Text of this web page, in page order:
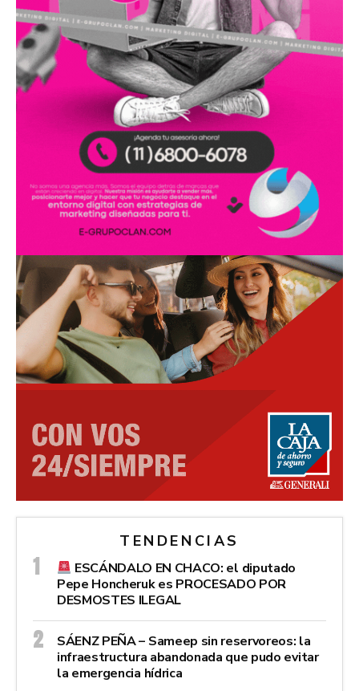
TENDENCIAS
ESCÁNDALO EN CHACO: el diputado
Pepe Honcheruk es PROCESADO POR
DESMOSTES ILEGAL
SÁENZ PEÑA – Sameep sin reservoreos: la
infraestructura abandonada que pudo evitar
la emergencia hídrica